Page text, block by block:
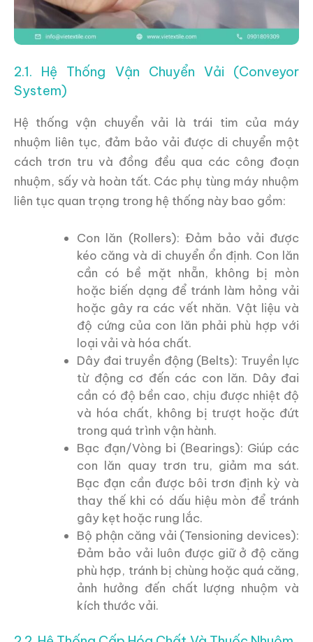
2.1. Hệ Thống Vận Chuyển Vải (Conveyor
System)
Hệ thống vận chuyển vải là trái tim của máy
nhuộm liên tục, đảm bảo vải được di chuyển một
cách trơn tru và đồng đều qua các công đoạn
nhuộm, sấy và hoàn tất. Các phụ tùng máy nhuộm
liên tục quan trọng trong hệ thống này bao gồm:
Con lăn (Rollers): Đảm bảo vải được
kéo căng và di chuyển ổn định. Con lăn
cần có bề mặt nhẵn, không bị mòn
hoặc biến dạng để tránh làm hỏng vải
hoặc gây ra các vết nhăn. Vật liệu và
độ cứng của con lăn phải phù hợp với
loại vải và hóa chất.
Dây đai truyền động (Belts): Truyền lực
từ động cơ đến các con lăn. Dây đai
cần có độ bền cao, chịu được nhiệt độ
và hóa chất, không bị trượt hoặc đứt
trong quá trình vận hành.
Bạc đạn/Vòng bi (Bearings): Giúp các
con lăn quay trơn tru, giảm ma sát.
Bạc đạn cần được bôi trơn định kỳ và
thay thế khi có dấu hiệu mòn để tránh
gây kẹt hoặc rung lắc.
Bộ phận căng vải (Tensioning devices):
Đảm bảo vải luôn được giữ ở độ căng
phù hợp, tránh bị chùng hoặc quá căng,
ảnh hưởng đến chất lượng nhuộm và
kích thước vải.